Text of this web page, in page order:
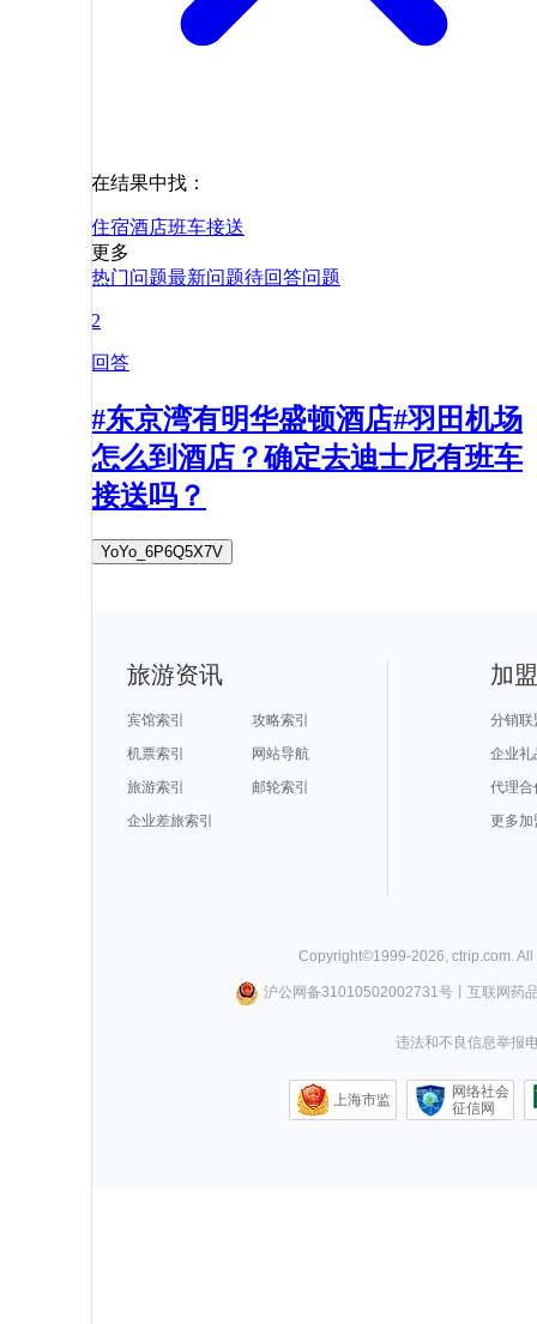
在结果中找：
住宿酒店班车接送
更多
热门问题最新问题待回答问题
2
回答
#东京湾有明华盛顿酒店#羽田机场
怎么到酒店？确定去迪士尼有班车
接送吗？
YoYo_6P6Q5X7V
旅游资讯
宾馆索引
攻略索引
机票索引
网站导航
旅游索引
邮轮索引
企业差旅索引
加
分销联
企业礼
代理合
更多加
Copyright©1999-2026 ctrip.com .
沪公网备31010502002731号丨 互联网药
违法和不良信息举报
上海市监
网络社会
征信网